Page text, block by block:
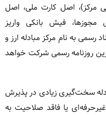
مرکز)، اصل کارت ملی، اصل
مجوزها، فیش بانکی واریز
رسمی به نام مرکز مبادله ارز و
روزنامه رسمی شرکت خواهد
سخت‌گیری زیادی در پذیرش
غیرحرفه‌ای یا فاقد صلاحیت به